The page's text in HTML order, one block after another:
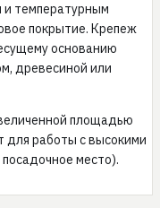
и температурным
покрытие. Крепеж
основанию
древесиной или
площадью
для работы с высокими
место).